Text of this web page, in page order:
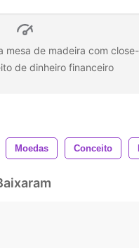
mesa de madeira com
de dinheiro financeiro
Moedas Conceito